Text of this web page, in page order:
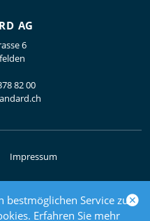
bestmöglichen Service zu
Erfahren Sie mehr
AG
6
82 00
Impressum